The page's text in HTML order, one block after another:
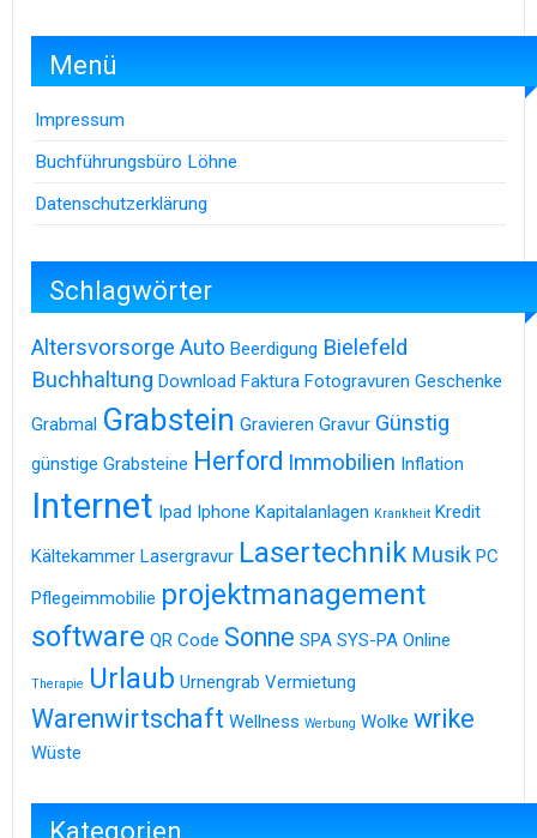
Menü
Impressum
Buchführungsbüro Löhne
Datenschutzerklärung
Schlagwörter
Altersvorsorge Auto Beerdigung Bielefeld
Buchhaltung Download Faktura Fotogravuren Geschenke
Grabmal Grabstein Gravieren Gravur Günstig
günstige Grabsteine Herford Immobilien Inflation
Internet Ipad Iphone Kapitalanlagen Krankheit Kredit
Kältekammer Lasergravur Lasertechnik Musik PC
Pflegeimmobilie projektmanagement
software QR Code Sonne SPA SYS-PA Online
Therapie Urlaub Urnengrab Vermietung
Warenwirtschaft Wellness Werbung Wolke wrike
Wüste
Kategorien